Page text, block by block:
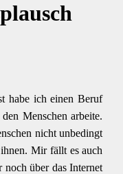
habe ich einen Beruf
Menschen arbeite.
nicht unbedingt
Mir fällt es auch
noch über das Internet